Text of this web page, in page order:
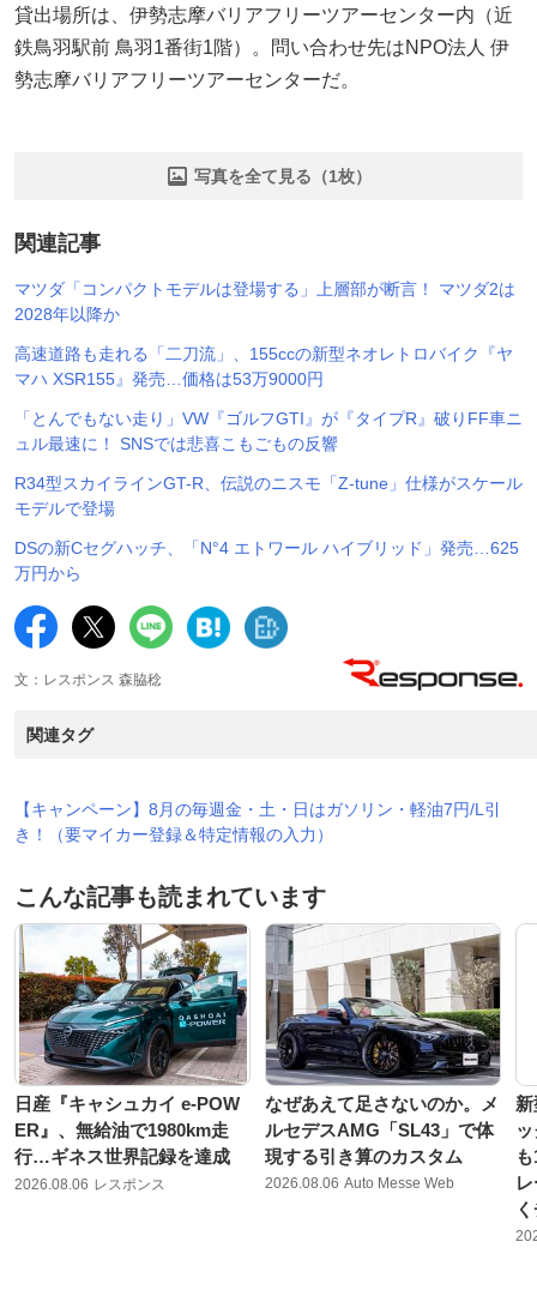
貸出場所は、伊勢志摩バリアフリーツアーセンター内（近
鉄鳥羽駅前 鳥羽1番街1階）。問い合わせ先はNPO法人 伊
勢志摩バリアフリーツアーセンターだ。
写真を全て見る（1枚）
関連記事
マツダ「コンパクトモデルは登場する」上層部が断言！ マツダ2は
2028年以降か
高速道路も走れる「二刀流」、155ccの新型ネオレトロバイク『ヤ
マハ XSR155』発売…価格は53万9000円
「とんでもない走り」VW『ゴルフGTI』が『タイプR』破りFF車ニ
ュル最速に！ SNSでは悲喜こもごもの反響
R34型スカイラインGT-R、伝説のニスモ「Z-tune」仕様がスケール
モデルで登場
DSの新Cセグハッチ、「N°4 エトワール ハイブリッド」発売…625
万円から
文：レスポンス 森脇稔
関連タグ
【キャンペーン】8月の毎週金・土・日はガソリン・軽油7円/L引
き！（要マイカー登録＆特定情報の入力）
こんな記事も読まれています
日産『キャシュカイ e-POW
ER』、無給油で1980km走
行…ギネス世界記録を達成
2026.08.06 レスポンス
なぜあえて足さないのか。メ
ルセデスAMG「SL43」で体
現する引き算のカスタム
2026.08.06 Auto Messe Web